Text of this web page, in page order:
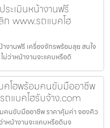
ะเมินหน้างานฟรี
ก www.รถแบคโฮ
งานฟรี เครื่องจักรพร้อมลุย สนใจ
ว่าหน้างานจะแคบหรือดิ
คโฮพร้อมคนขับมืออาชีพ
แบคโฮรับจ้าง.com
คนขับมืออาชีพ ราคาคุ้มค่า จองคิว
หน้างานจะแคบหรือดินจ